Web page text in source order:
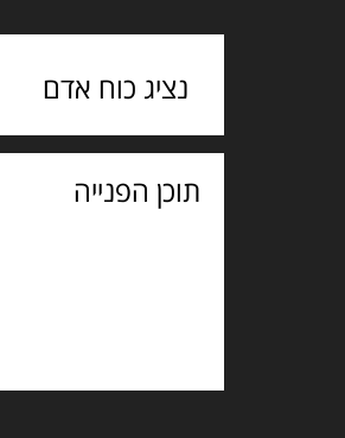
נציג כוח אדם
תוכן